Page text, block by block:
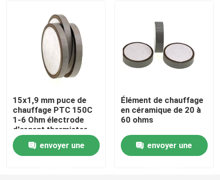
Les affaires
Thermistance de ptc
Puce de chauffage PTC
Thermistors NTC
15x1,9 mm puce de
chauffage PTC 150C
1-6 Ohm électrode
d'argent thermistor
envoyer une
Élément de chauffage
en céramique de 20 à
60 ohms
envoyer une